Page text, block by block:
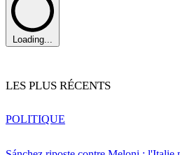
Loading...
LES PLUS RÉCENTS
POLITIQUE